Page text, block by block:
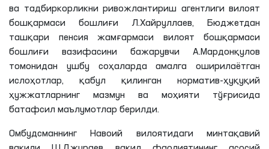
ва тадбиркорликни ривожлантириш агентлиги вилоят
бошқармаси бошлиғи Л.Хайруллаев, Бюджетдан
ташқари пенсия жамғармаси вилоят бошқармаси
бошлиғи вазифасини бажарувчи А.Мардонқулов
томонидан ушбу соҳаларда амалга оширилаётган
ислоҳотлар, қабул қилинган норматив-ҳуқуқий
ҳужжатларнинг мазмун ва моҳияти тўғрисида
батафсил маълумотлар берилди.
Омбудсманнинг Навоий вилоятидаги минтақавий